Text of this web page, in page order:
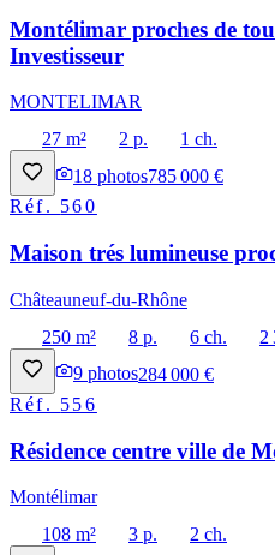
Montélimar proches de
Investisseur
MONTELIMAR
27 m²
2 p.
1 ch.
18 photos785 000 €
Réf. 560
Maison trés lumineuse
Châteauneuf-du-Rhône
250 m²
8 p. 6 ch.
2
9 photos284 000 €
Réf. 556
Résidence centre ville de
Montélimar
108 m²
3 p.
2 ch.